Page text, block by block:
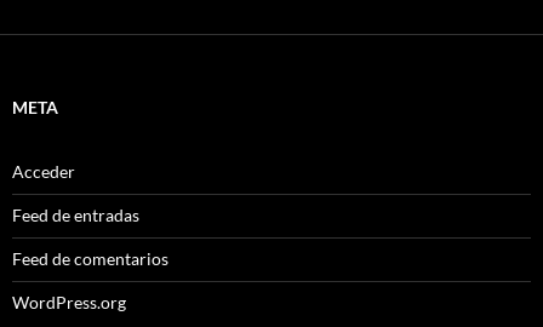
META
Acceder
Feed de entradas
Feed de comentarios
WordPress.org